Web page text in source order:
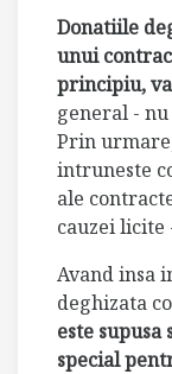
Donatiile
unui
principiu,
general -
Prin
intruneste
ale
cauzei licite
Avand insa
deghizata
este
special